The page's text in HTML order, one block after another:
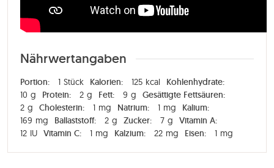
Nährwertangaben
Portion: 1 Stück Kalorien: 125 kcal
Kohlenhydrate:
10 g Protein: 2 g Fett: 9 g
Gesättigte Fettsäuren:
2 g Cholesterin: 1 mg Natrium: 1 mg
Kalium:
169 mg Ballaststoff: 2 g Zucker: 7 g
Vitamin A:
12 IU Vitamin C: 1 mg Kalzium: 22 mg Eisen: 1 mg